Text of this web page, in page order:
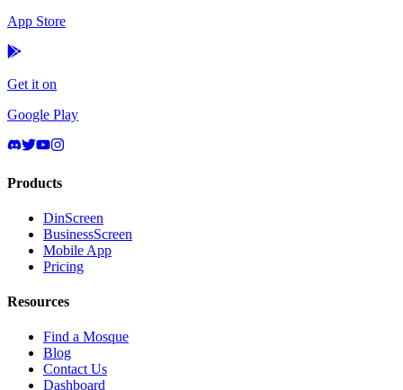
App Store
Get it on
Google Play
Products
DinScreen
BusinessScreen
Mobile App
Pricing
Resources
Find a Mosque
Blog
Contact Us
Dashboard